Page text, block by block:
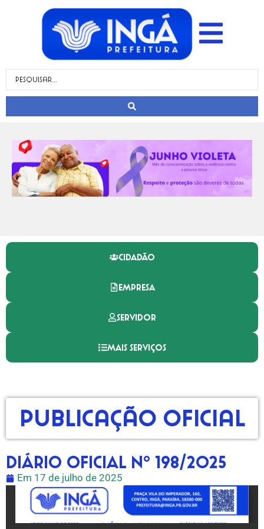
CIDADÃO
EMPRESA
SERVIDOR
MAIS SERVIÇOS
Publicação Oficial
DIÁRIO OFICIAL Nº 198/2025
Em 17 de julho de 2025